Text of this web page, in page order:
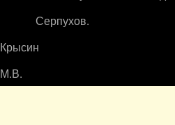
Серпухов.
Крысин
М.В.